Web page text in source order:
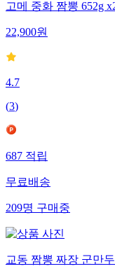
고메 중화 짬뽕 652g
22,900원
4.7
(3)
687적립
무료배송
209명구매중
교동 짬뽕 짜장 군만